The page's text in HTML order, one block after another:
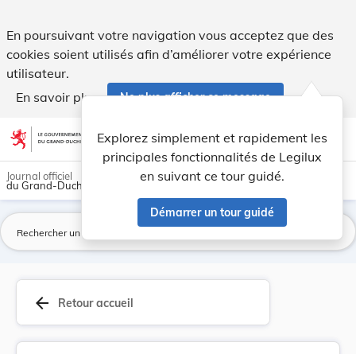
En poursuivant votre navigation vous acceptez que des
cookies soient utilisés afin d’améliorer votre expérience
utilisateur.
En savoir plus
Ne plus afficher ce message
Aller au contenu account_circle help Aide
Explorez simplement et rapidement les
principales fonctionnalités de Legilux
en suivant ce tour guidé.
Démarrer un tour guidé
light_mode dark_mode
Journal officiel
du Grand-Duché de Luxembourg
arrow_back Retour accueil